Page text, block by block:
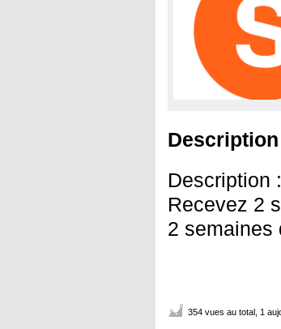
Description
Description :
Recevez 2
2 semaines
354 vues au total, 1